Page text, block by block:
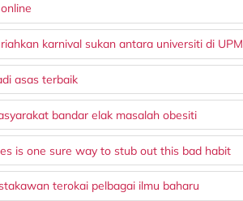
karnival sukan antara universiti di UPM
asas terbaik
bandar elak masalah obesiti
is one sure way to stub out this bad habit
terokai pelbagai ilmu baharu